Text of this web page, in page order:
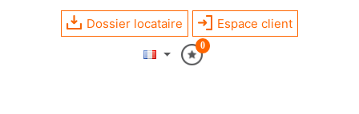
Dossier locataire Espace client
0